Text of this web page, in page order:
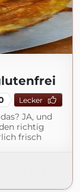
Lecker
JA, und
richtig
frisch